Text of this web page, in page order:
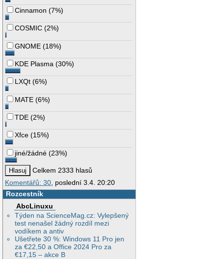
Cinnamon (7%)
COSMIC (2%)
GNOME (18%)
KDE Plasma (30%)
LXQt (6%)
MATE (6%)
TDE (2%)
Xfce (15%)
jiné/žádné (23%)
Celkem 2333 hlasů
Komentářů: 30, poslední 3.4. 20:20
Rozcestník
AbcLinuxu
Týden na ScienceMag.cz: Vylepšený
test nenašel žádný rozdíl mezi
vodíkem a antiv
Ušetřete 30 %: Windows 11 Pro jen
za €22,50 a Office 2024 Pro za
€17,15 – akce B